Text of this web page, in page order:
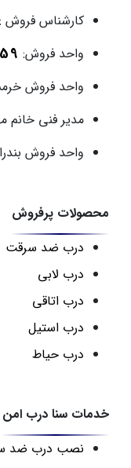
کارشناس فروش :
واحد فروش:
واحد فروش
مدیر فنی خانم
واحد فروش
محصولات پرفروش
درب ضد سرقت
درب لابی
درب اتاقی
درب استیل
درب حیاط
خدمات سنا درب امن
نصب درب ضد